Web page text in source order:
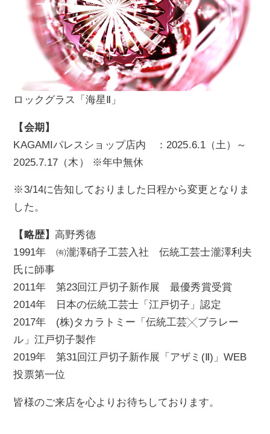
ロックグラス「海星Ⅱ」
【会期】
KAGAMIパレスショップ店内 ：2025.6.1（土）～
2025.7.17（木） ※年中無休
※3/14に告知しておりました日程から変更となりま
した。
【略歴】 高野秀德
1991年 ㈲瀧澤硝子工芸入社 伝統工芸士瀧澤利夫
氏に師事
2011年 第23回江戸切子新作展 最優秀賞受賞
2014年 日本の伝統工芸士「江戸切子」認定
2017年 (株)タカラトミー「伝統工芸╳プラレー
ル」江戸切子製作
2019年 第31回江戸切子新作展「アザミ(Ⅱ)」WEB
投票第一位
皆様のご来店を心よりお待ちしております。